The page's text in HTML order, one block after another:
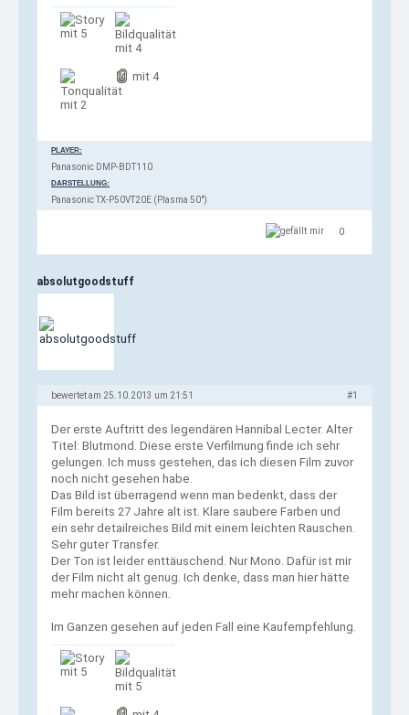
mit 5
mit 4
mit 2
mit 4
PLAYER:
Panasonic DMP-BDT110
DARSTELLUNG:
Panasonic TX-P50VT20E (Plasma 50")
0
absolutgoodstuff
bewertet am 25.10.2013 um 21:51 #1
Der erste Auftritt des legendären Hannibal Lecter. Alter
Titel: Blutmond. Diese erste Verfilmung finde ich sehr
gelungen. Ich muss gestehen, das ich diesen Film zuvor
noch nicht gesehen habe.
Das Bild ist überragend wenn man bedenkt, dass der
Film bereits 27 Jahre alt ist. Klare saubere Farben und
ein sehr detailreiches Bild mit einem leichten Rauschen.
Sehr guter Transfer.
Der Ton ist leider enttäuschend. Nur Mono. Dafür ist mir
der Film nicht alt genug. Ich denke, dass man hier hätte
mehr machen können.
Im Ganzen gesehen auf jeden Fall eine Kaufempfehlung.
mit 5
mit 5